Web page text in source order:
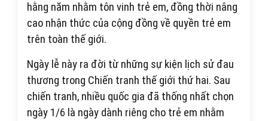
hằng năm nhằm tôn vinh trẻ em, đồng thời nâng
cao nhận thức của cộng đồng về quyền trẻ em
trên toàn thế giới.
Ngày lễ này ra đời từ những sự kiện lịch sử đau
thương trong Chiến tranh thế giới thứ hai. Sau
chiến tranh, nhiều quốc gia đã thống nhất chọn
ngày 1/6 là ngày dành riêng cho trẻ em nhằm